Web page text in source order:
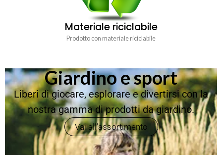
Materiale riciclabile
Prodotto con materiale riciclabile
Giardino e sport
Liberi di giocare, esplorare e divertirsi con la
nostra gamma di prodotti da giardino.
Vai all'assortimento